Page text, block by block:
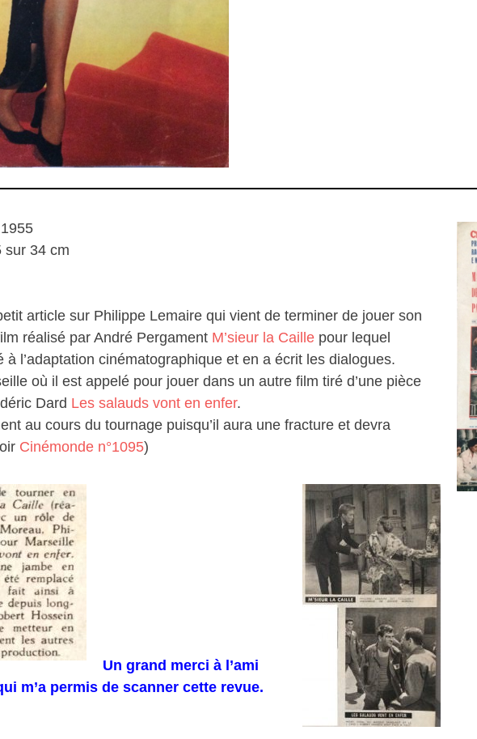
sur 34 cm
article sur Philippe Lemaire qui vient de terminer de jouer son
réalisé par André Pergament M’sieur la Caille pour lequel
à l’adaptation cinématographique et en a écrit les dialogues.
où il est appelé pour jouer dans un autre film tiré d’une pièce
Dard Les salauds vont en enfer.
au cours du tournage puisqu’il aura une fracture et devra
Cinémonde n°1095)
Un grand merci à l’ami
m’a permis de scanner cette revue.